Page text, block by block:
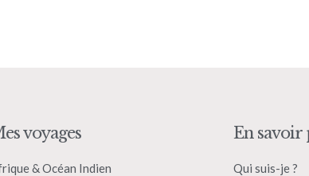
voyages
& Océan Indien
En savoir
Qui suis-je ?